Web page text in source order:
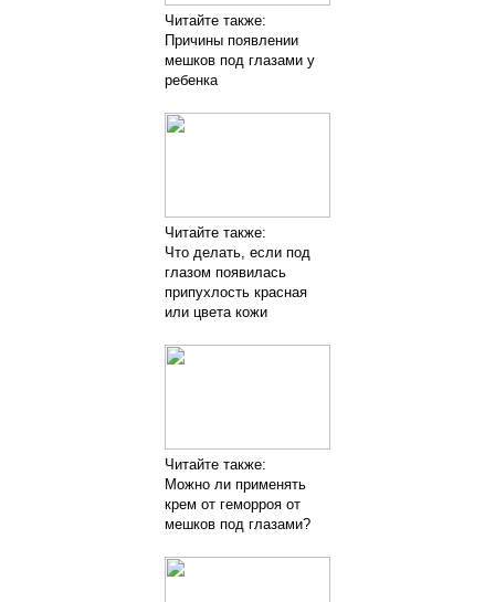
Читайте также:
Причины появлении
мешков под глазами у
ребенка
Читайте также:
Что делать, если под
глазом появилась
припухлость красная
или цвета кожи
Читайте также:
Можно ли применять
крем от геморроя от
мешков под глазами?